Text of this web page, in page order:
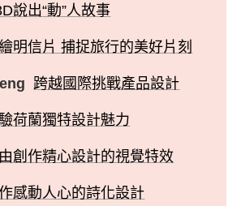
說出“動”人故事
明信片 捕捉旅行的美好片刻
跨越國際挑戰產品設計
荷蘭獨特設計魅力
創作精心設計的視覺特效
感動人心的詩化設計